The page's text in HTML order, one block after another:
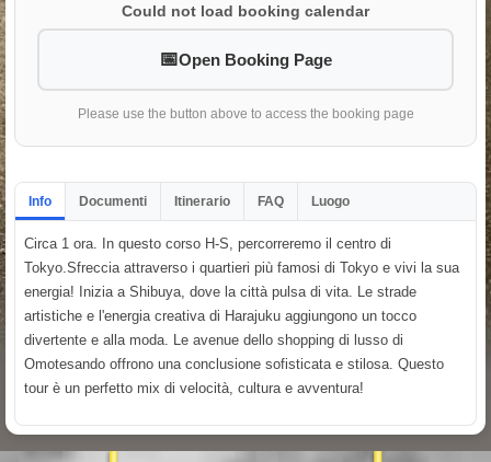
Could not load booking calendar
Open Booking Page
Please use the button above to access the booking page
Info Documenti Itinerario FAQ Luogo
Circa 1 ora. In questo corso H-S, percorreremo il centro di
Tokyo.Sfreccia attraverso i quartieri più famosi di Tokyo e vivi la sua
energia! Inizia a Shibuya, dove la città pulsa di vita. Le strade
artistiche e l'energia creativa di Harajuku aggiungono un tocco
divertente e alla moda. Le avenue dello shopping di lusso di
Omotesando offrono una conclusione sofisticata e stilosa. Questo
tour è un perfetto mix di velocità, cultura e avventura!